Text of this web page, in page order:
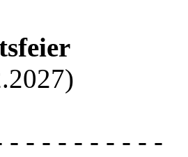
- - - - - - - - - -